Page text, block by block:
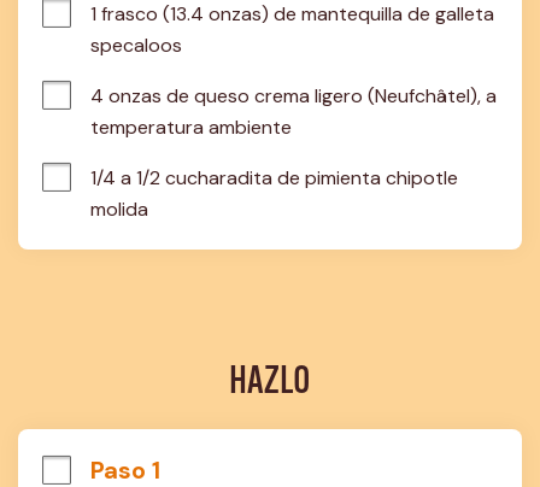
1 frasco (13.4 onzas) de mantequilla de galleta
specaloos
4 onzas de queso crema ligero (Neufchâtel), a
temperatura ambiente
1/4 a 1/2 cucharadita de pimienta chipotle
molida
HAZLO
Paso 1